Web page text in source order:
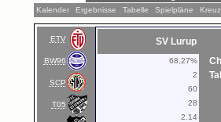
Kalender Ergebnisse Tabelle Spielpläne
ETV
BW96
SCP
T05
SV Lurup
68,27%
2
60
28
2.14